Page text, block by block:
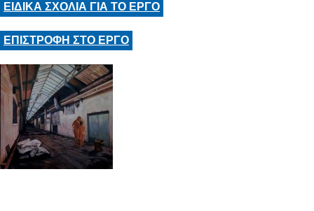
ΕΙΔΙΚΑ ΣΧΟΛΙΑ ΓΙΑ ΤΟ ΕΡΓΟ
ΕΠΙΣΤΡΟΦΗ ΣΤΟ ΕΡΓΟ